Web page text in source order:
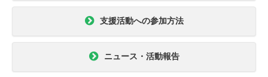
支援活動への参加方法
ニュース・活動報告